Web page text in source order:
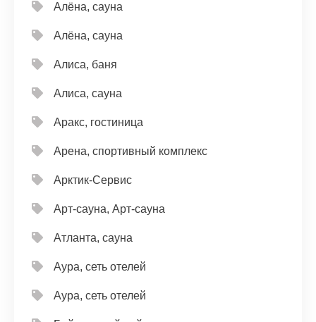
Алёна, сауна
Алёна, сауна
Алиса, баня
Алиса, сауна
Аракс, гостиница
Арена, спортивный комплекс
Арктик-Сервис
Арт-сауна, Арт-сауна
Атланта, сауна
Аура, сеть отелей
Аура, сеть отелей